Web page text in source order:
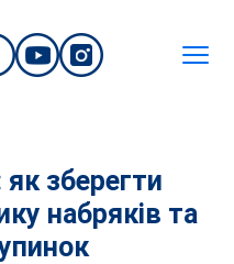
зберегти
набряків та